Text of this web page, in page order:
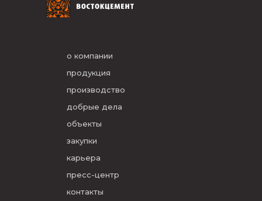
о компании
продукция
производство
добрые дела
объекты
закупки
карьера
пресс-центр
контакты